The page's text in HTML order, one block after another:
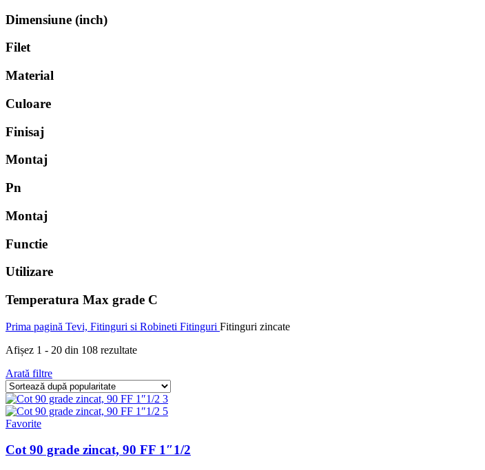
Dimensiune (inch)
Filet
Material
Culoare
Finisaj
Montaj
Pn
Montaj
Functie
Utilizare
Temperatura Max grade C
Prima pagină Tevi, Fitinguri si Robineti Fitinguri Fitinguri zincate
Afișez 1 - 20 din 108 rezultate
Arată filtre
Favorite
Cot 90 grade zincat, 90 FF 1″1/2